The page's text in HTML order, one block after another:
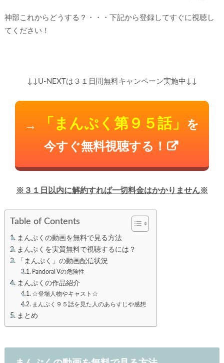
神部これからどうする？・・・下記から登録してすぐに視聴し
てください！
↓↓U-NEXTは３１日間無料キャンペーン実施中↓↓
→ 「まんぷく第９５話」
を
今すぐ無料視聴する！
※３１日以内に解約すれば一切料金はかかりません※
Table of Contents
まんぷくの動画を無料で見る方法
まんぷくを実質無料で視聴するには？
「まんぷく」の動画配信状況
PandoraTVの危険性
まんぷくの作品紹介
☆登場人物やキャスト☆
まんぷく９５話を見た人のあらすじや感想
まとめ